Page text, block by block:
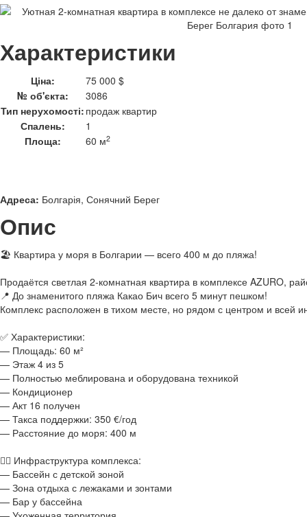
Характеристики
Ціна:
75 000 $
№ об'єкта:
3086
Тип нерухомості: продаж квартир
Спалень:
1
Площа:
60 м2
Адреса: Болгарія, Сонячний Берег
Опис
🏖 Квартира у моря в Болгарии — всего 400 м до пляжа!
Продаётся светлая 2-комнатная квартира в комплексе AZURO,
📍 До знаменитого пляжа Какао Бич всего 5 минут пешком!
Комплекс расположен в тихом месте, но рядом с центром и всей
✅ Характеристики:
— Площадь: 60 м²
— Этаж 4 из 5
— Полностью меблирована и оборудована техникой
— Кондиционер
— Акт 16 получен
— Такса поддержки: 350 €/год
— Расстояние до моря: 400 м
🏊‍♂ Инфраструктура комплекса:
— Бассейн с детской зоной
— Зона отдыха с лежаками и зонтами
— Бар у бассейна